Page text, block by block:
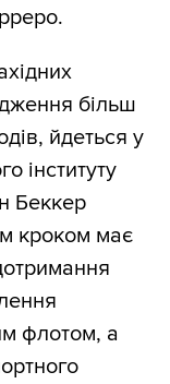
більш
йдеться у
інституту
Беккер
кроком має
флотом, а